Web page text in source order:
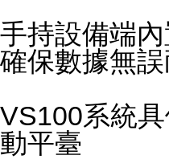
手持設備端
確保數據無
VS100系統
動平臺